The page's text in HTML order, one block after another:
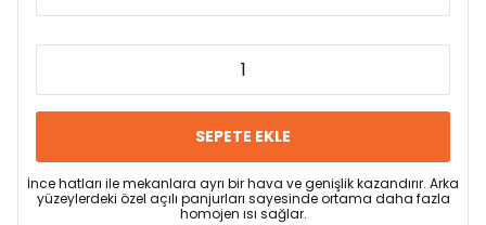
SEPETE EKLE
İnce hatları ile mekanlara ayrı bir hava ve genişlik kazandırır. Arka
yüzeylerdeki özel açılı panjurları sayesinde ortama daha fazla
homojen ısı sağlar.